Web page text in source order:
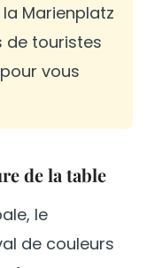
Marienplatz
de touristes
vous
de la table
le
de couleurs